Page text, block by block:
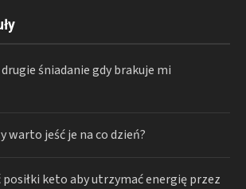
śniadanie gdy brakuje mi
warto jeść je na co dzień?
keto aby utrzymać energię przez